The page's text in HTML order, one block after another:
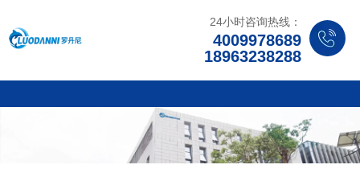
24小时咨询热线：
4009978689
18963238288